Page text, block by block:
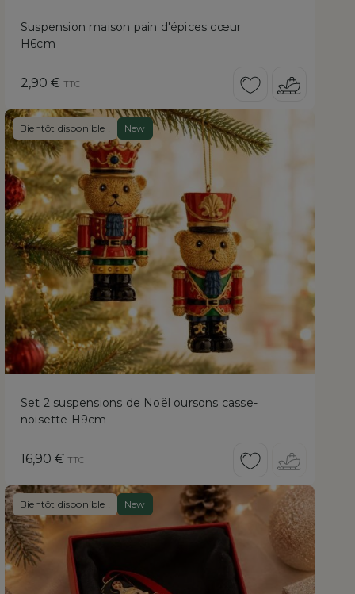
Suspension maison pain d'épices cœur
H6cm
Prix
2,90 € TTC
Bientôt disponible ! New
Set 2 suspensions de Noël oursons casse-
noisette H9cm
Prix
16,90 € TTC
Bientôt disponible ! New